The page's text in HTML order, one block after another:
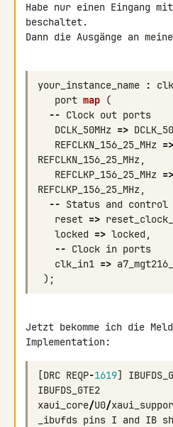
Habe nur einen Eingang
beschaltet.
Dann die Ausgänge an
your_instance_name :
port map (
-- Clock out ports
DCLK_50MHz =>
REFCLKN_156_25_MHz =>
REFCLKN_156_25_MHz,
REFCLKP_156_25_MHz =>
REFCLKP_156_25_MHz,
-- Status and control
reset =>
locked => locked,
-- Clock in ports
clk_in1 =>
);
Jetzt bekomme ich die
Implementation:
[DRC REQP-1619]
IBUFDS_GTE2
xaui_core/U0/
_ibufds pins I and IB